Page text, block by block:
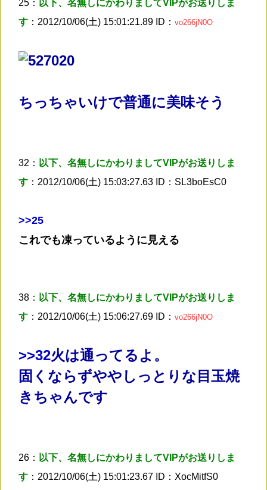
25： 以下、名無しにかわりましてVIPがお送りしま
す ：2012/10/06(土) 15:01:21.89 ID： vo266jN0O
ちっちゃいけで普通に美味そう
32： 以下、名無しにかわりましてVIPがお送りしま
す ：2012/10/06(土) 15:03:27.63 ID：SL3boEsC0
>>25
これでも凍っているように見える
38： 以下、名無しにかわりましてVIPがお送りしま
す ：2012/10/06(土) 15:06:27.69 ID： vo266jN0O
>>32火は通ってるよ。
固くならずややしっとりな目玉焼
きちゃんです
26： 以下、名無しにかわりましてVIPがお送りしま
す ：2012/10/06(土) 15:01:23.67 ID：XocMitfS0